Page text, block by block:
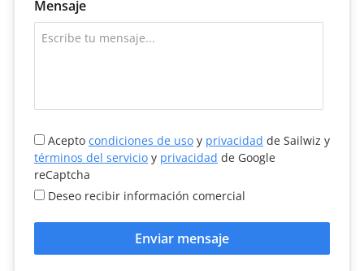
Mensaje
Acepto condiciones de uso y privacidad de Sailwiz y
términos del servicio y privacidad de Google
reCaptcha
Deseo recibir información comercial
Enviar mensaje